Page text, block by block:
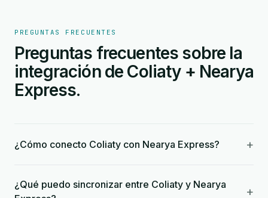
PREGUNTAS FRECUENTES
Preguntas frecuentes sobre la
integración de Coliaty + Nearya
Express.
¿Cómo conecto Coliaty con Nearya Express? +
¿Qué puedo sincronizar entre Coliaty y Nearya
+